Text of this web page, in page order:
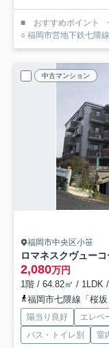
■ おすすめポイ
○ 福岡市営地下鉄七隈
中古マンション
福岡市中央区小笹
ロマネスクヴュー
2,080万円
1階 / 64.82㎡ / 1LDK
福岡市七隈線「桜
陽当り良好 エレベ
バス・トイレ別
室